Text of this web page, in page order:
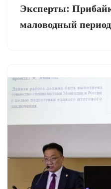
Эксперты:
маловодный период